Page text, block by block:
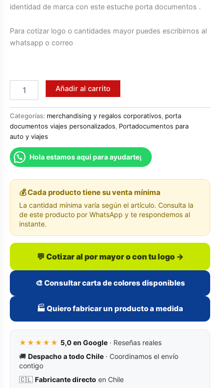
identidad de marca con este estuche porta documentos .
Para cotizar logo o cantidades mayor puedes escribirnos al
whatsapp o correo
portadocumentos
cierre
cantidad
Añadir al carrito
Categorías: merchandising y regalos corporativos, porta
documentos viajes personalizados, Portadocumentos para
auto y viajes
Hola estamos aqui para ayudarte¡
💰 Cada producto tiene su venta mínima
La cantidad mínima varía según el artículo. Consulta la
de este producto por WhatsApp y te respondemos al
instante.
💬 Cotizar al por mayor o con tu logo →
🎨 Consultar carta de colores disponibles
🏭 Quiero fabricar un producto a medida
★★★★★ 5,0 en Google · Reseñas reales
🚚 Despacho a todo Chile · Coordinamos el envío
contigo
🇨🇱 Fabricante directo en Chile